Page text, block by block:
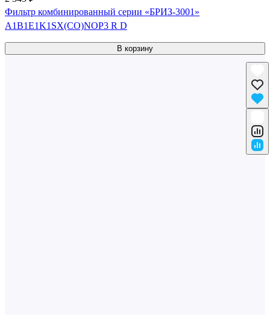
Фильтр комбинированный серии «БРИЗ-3001»
A1B1E1K1SX(CO)NOP3 R D
В корзину